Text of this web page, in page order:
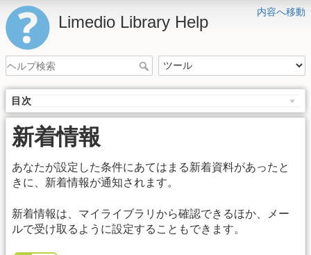
内容へ移動
Limedio Library Help
目次
新着情報
あなたが設定した条件にあてはまる新着資料があったと
きに、新着情報が通知されます。
新着情報は、マイライブラリから確認できるほか、メー
ルで受け取るように設定することもできます。